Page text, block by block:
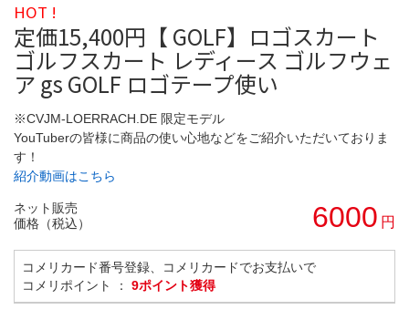
HOT !
定価15,400円【 GOLF】ロゴスカート
ゴルフスカート レディース ゴルフウェ
ア gs GOLF ロゴテープ使い
※CVJM-LOERRACH.DE 限定モデル
YouTuberの皆様に商品の使い心地などをご紹介いただいておりま
す！
紹介動画はこちら
ネット販売
価格（税込）
6000 円
コメリカード番号登録、コメリカードでお支払いで
コメリポイント ： 9ポイント獲得